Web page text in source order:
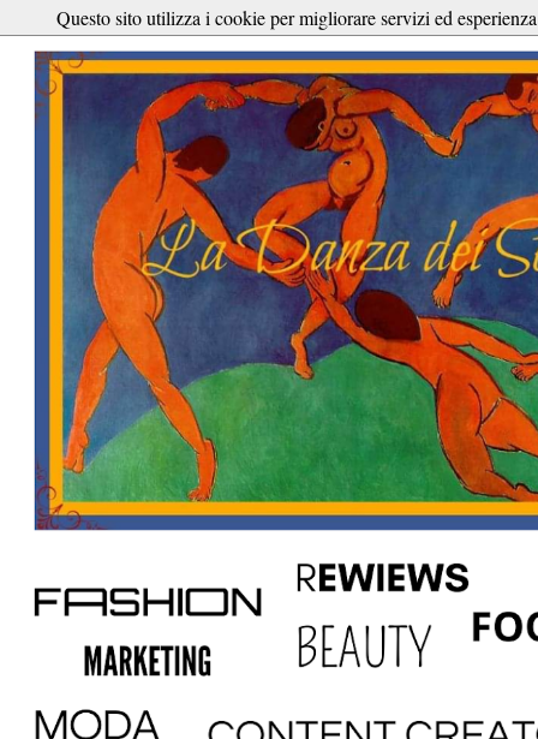
Questo sito utilizza i cookie per migliorare servizi ed